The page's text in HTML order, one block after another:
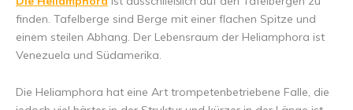
finden. Tafelberge sind Berge mit einer flachen Spitze und
einem steilen Abhang. Der Lebensraum der Heliamphora ist
Venezuela und Südamerika.
Die Heliamphora hat eine Art trompetenbetriebene Falle, die